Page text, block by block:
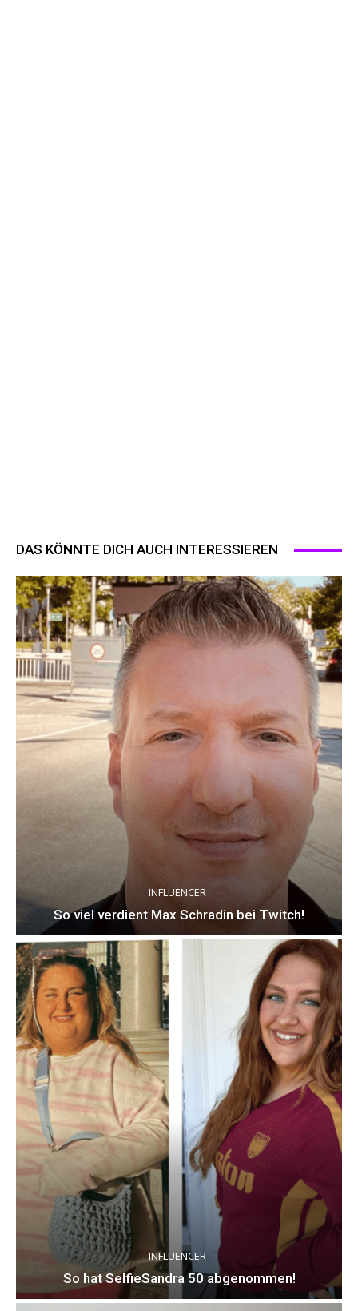
DAS KÖNNTE DICH AUCH INTERESSIEREN
INFLUENCER
So viel verdient Max Schradin bei Twitch!
INFLUENCER
So hat SelfieSandra 50 abgenommen!